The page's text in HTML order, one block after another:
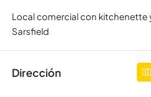
Local comercial con kitchenette
Sarsfield
Dirección